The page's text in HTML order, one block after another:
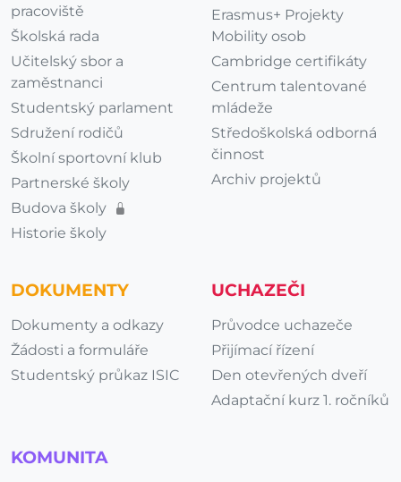
pracoviště
Školská rada
Učitelský sbor a
zaměstnanci
Studentský parlament
Sdružení rodičů
Školní sportovní klub
Partnerské školy
Budova školy
Historie školy
Erasmus+ Projekty
Mobility osob
Cambridge certifikáty
Centrum talentované
mládeže
Středoškolská odborná
činnost
Archiv projektů
DOKUMENTY
Dokumenty a odkazy
Žádosti a formuláře
Studentský průkaz ISIC
UCHAZEČI
Průvodce uchazeče
Přijímací řízení
Den otevřených dveří
Adaptační kurz 1. ročníků
KOMUNITA